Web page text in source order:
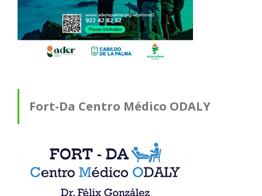
Fort-Da Centro Médico ODALY